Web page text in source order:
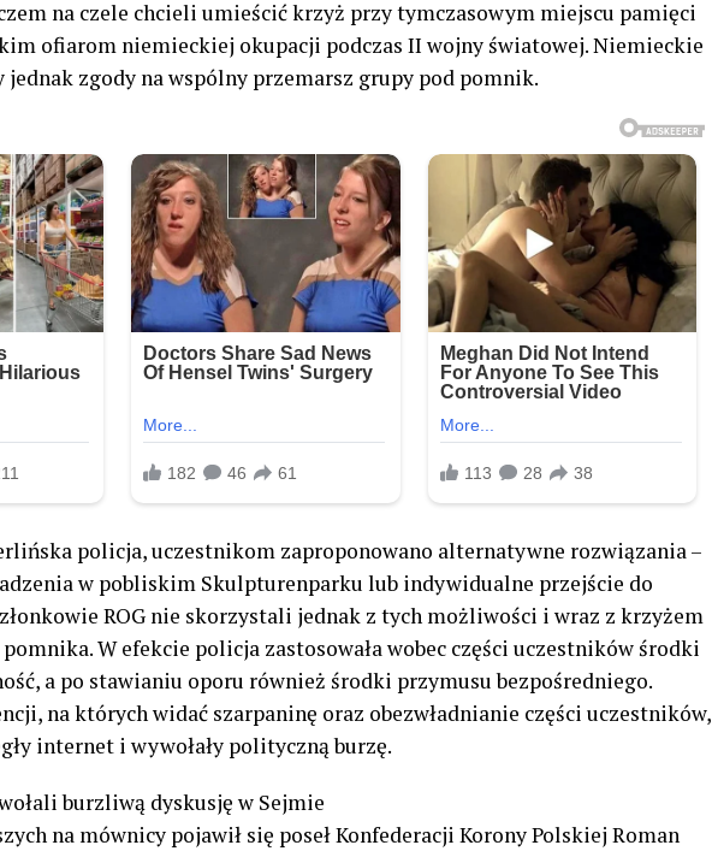
na czele chcieli umieścić krzyż przy tymczasowym miejscu pamięci
ofiarom niemieckiej okupacji podczas II wojny światowej. Niemieckie
jednak zgody na wspólny przemarsz grupy pod pomnik.
policja, uczestnikom zaproponowano alternatywne rozwiązania –
w pobliskim Skulpturenparku lub indywidualne przejście do
ROG nie skorzystali jednak z tych możliwości i wraz z krzyżem
W efekcie policja zastosowała wobec części uczestników środki
a po stawianiu oporu również środki przymusu bezpośredniego.
na których widać szarpaninę oraz obezwładnianie części uczestników,
internet i wywołały polityczną burzę.
burzliwą dyskusję w Sejmie
na mównicy pojawił się poseł Konfederacji Korony Polskiej Roman